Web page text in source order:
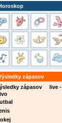
zápasov
zápasov live -